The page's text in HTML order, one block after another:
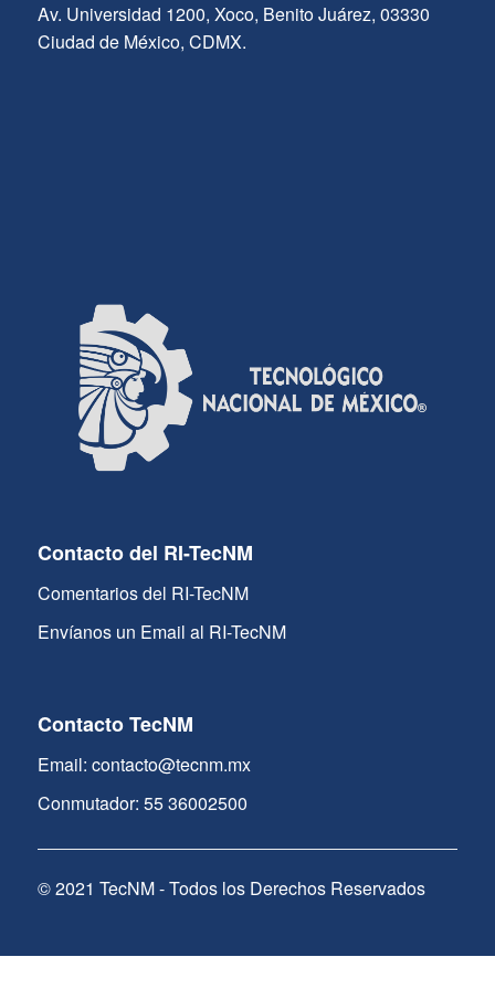
Av. Universidad 1200, Xoco, Benito Juárez, 03330
Ciudad de México, CDMX.
Contacto del RI-TecNM
Comentarios del RI-TecNM
Envíanos un Email al RI-TecNM
Contacto TecNM
Email: contacto@tecnm.mx
Conmutador: 55 36002500
© 2021 TecNM - Todos los Derechos Reservados